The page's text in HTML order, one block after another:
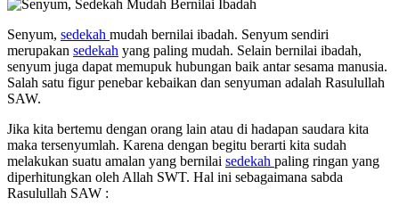
Senyum, sedekah mudah bernilai ibadah. Senyum sendiri
merupakan sedekah yang paling mudah. Selain bernilai ibadah,
senyum juga dapat memupuk hubungan baik antar sesama manusia.
Salah satu figur penebar kebaikan dan senyuman adalah Rasulullah
SAW.
Jika kita bertemu dengan orang lain atau di hadapan saudara kita
maka tersenyumlah. Karena dengan begitu berarti kita sudah
melakukan suatu amalan yang bernilai sedekah paling ringan yang
diperhitungkan oleh Allah SWT. Hal ini sebagaimana sabda
Rasulullah SAW :